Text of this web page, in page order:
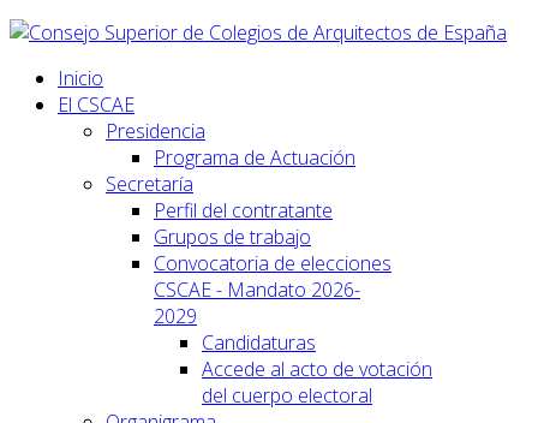
Inicio
El CSCAE
Presidencia
Programa de Actuación
Secretaría
Perfil del contratante
Grupos de trabajo
Convocatoria de elecciones
CSCAE - Mandato 2026-
2029
Candidaturas
Accede al acto de votación
del cuerpo electoral